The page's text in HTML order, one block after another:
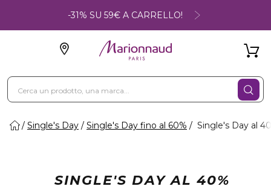
-31% SU 59€ A CARRELLO!
Single's Day Single's Day fino al 60% Single's Day al
SINGLE'S DAY AL 40%